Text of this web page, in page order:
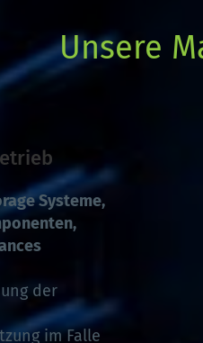
Unsere
Systeme,
der
im Falle